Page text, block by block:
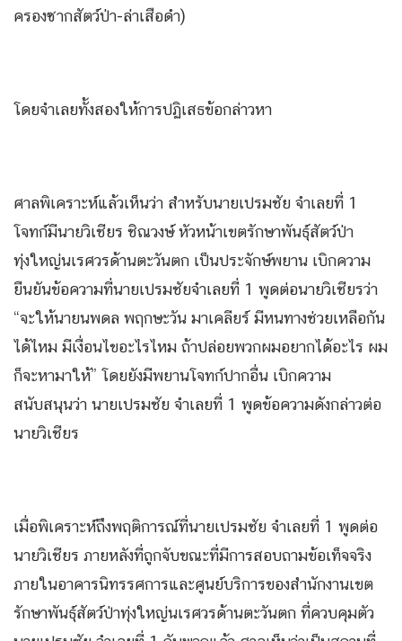
ครองซากสัตว์ป่า-ล่าเสือดำ)
โดยจำเลยทั้งสองให้การปฏิเสธข้อกล่าวหา
ศาลพิเคราะห์แล้วเห็นว่า สำหรับนายเปรมชัย จำเลยที่ 1
โจทก์มีนายวิเชียร ชิณวงษ์ หัวหน้าเขตรักษาพันธุ์สัตว์ป่า
ทุ่งใหญ่นเรศวรด้านตะวันตก เป็นประจักษ์พยาน เบิกความ
ยืนยันข้อความที่นายเปรมชัยจำเลยที่ 1 พูดต่อนายวิเชียรว่า
“จะให้นายนพดล พฤกษะวัน มาเคลียร์ มีหนทางช่วยเหลือกัน
ได้ไหม มีเงื่อนไขอะไรไหม ถ้าปล่อยพวกผมอยากได้อะไร ผม
ก็จะหามาให้” โดยยังมีพยานโจทก์ปากอื่น เบิกความ
สนับสนุนว่า นายเปรมชัย จำเลยที่ 1 พูดข้อความดังกล่าวต่อ
นายวิเชียร
เมื่อพิเคราะห์ถึงพฤติการณ์ที่นายเปรมชัย จำเลยที่ 1 พูดต่อ
นายวิเชียร ภายหลังที่ถูกจับขณะที่มีการสอบถามข้อเท็จจริง
ภายในอาคารนิทรรศการและศูนย์บริการของสำนักงานเขต
รักษาพันธุ์สัตว์ป่าทุ่งใหญ่นเรศวรด้านตะวันตก ที่ควบคุมตัว